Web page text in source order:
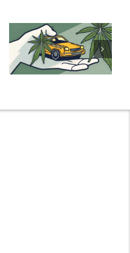
Cannabis
Samen
kaufen: Alles
was Sie